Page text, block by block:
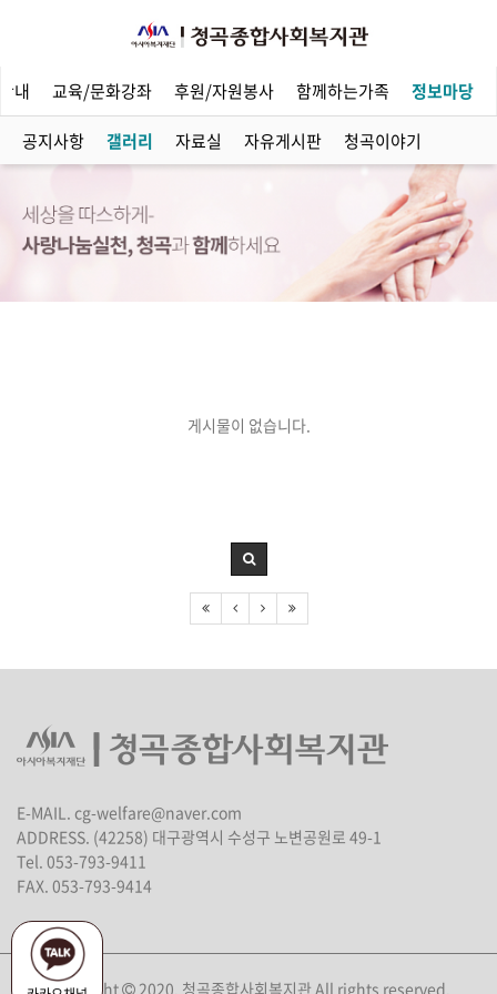
내 교육/문화강좌 후원/자원봉사 함께하는가족 정보마당
공지사항 갤러리 자료실 자유게시판 청곡이야기
게시물이 없습니다.
E-MAIL. cg-welfare@naver.com
ADDRESS. (42258) 대구광역시 수성구 노변공원로 49-1
Tel. 053-793-9411
FAX. 053-793-9414
Copyright 2020. 청곡종합사회복지관 All rights reserved.